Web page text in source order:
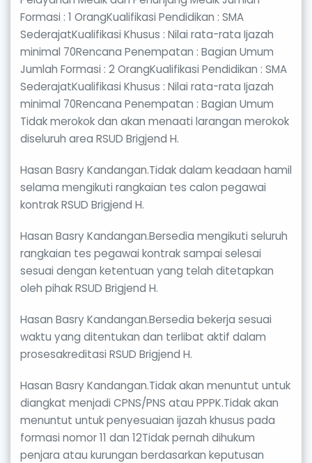
Formasi : 1 OrangKualifikasi Pendidikan : SMA
SederajatKualifikasi Khusus : Nilai rata-rata Ijazah
minimal 70Rencana Penempatan : Bagian Umum
Jumlah Formasi : 2 OrangKualifikasi Pendidikan : SMA
SederajatKualifikasi Khusus : Nilai rata-rata Ijazah
minimal 70Rencana Penempatan : Bagian Umum
Tidak merokok dan akan menaati larangan merokok
diseluruh area RSUD Brigjend H.
Hasan Basry Kandangan.Tidak dalam keadaan hamil
selama mengikuti rangkaian tes calon pegawai
kontrak RSUD Brigjend H.
Hasan Basry Kandangan.Bersedia mengikuti seluruh
rangkaian tes pegawai kontrak sampai selesai
sesuai dengan ketentuan yang telah ditetapkan
oleh pihak RSUD Brigjend H.
Hasan Basry Kandangan.Bersedia bekerja sesuai
waktu yang ditentukan dan terlibat aktif dalam
prosesakreditasi RSUD Brigjend H.
Hasan Basry Kandangan.Tidak akan menuntut untuk
diangkat menjadi CPNS/PNS atau PPPK.Tidak akan
menuntut untuk penyesuaian ijazah khusus pada
formasi nomor 11 dan 12Tidak pernah dihukum
penjara atau kurungan berdasarkan keputusan